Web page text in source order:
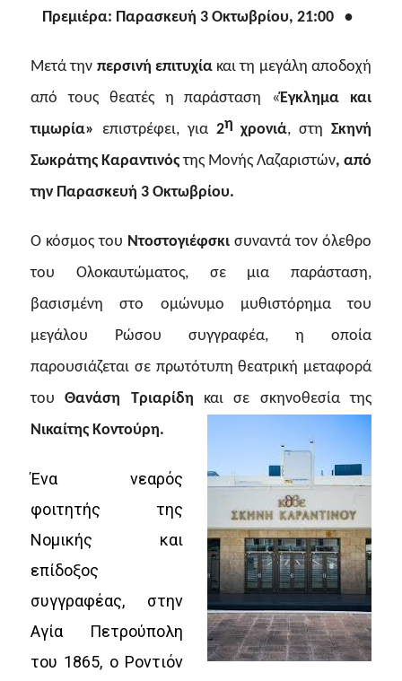
Πρεμιέρα: Παρασκευή 3 Οκτωβρίου, 21:00 •
Μετά την περσινή επιτυχίακαι τη μεγάλη αποδοχή
από τους θεατές η παράσταση «Έγκλημα και
τιμωρία»
επιστρέφει, για 2η χρονιά, στη Σκηνή
Σωκράτης Καραντινόςτης Μονής Λαζαριστών, από
την Παρασκευή 3 Οκτωβρίου.
Ο κόσμος του Ντοστογιέφσκι συναντά τον όλεθρο
του Ολοκαυτώματος, σε μια
παράσταση,
βασισμένη στο ομώνυμο μυθιστόρημα του
μεγάλου Ρώσου συγγραφέα,
η οποία
παρουσιάζεται σε πρωτότυπη θεατρική μεταφορά
τουΘανάση Τριαρίδη και σε σκηνοθεσία της
Νικαίτης Κοντούρη.
Ένα νεαρός
φοιτητής της
Νομικής και
επίδοξος
συγγραφέας, στην
Αγία Πετρούπολη
του 1865, ο Ροντιόν